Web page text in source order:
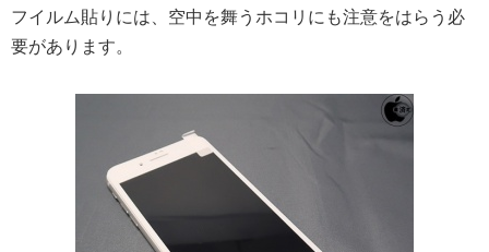
フイルム貼りには、空中を舞うホコリにも注意をはらう必
要があります。